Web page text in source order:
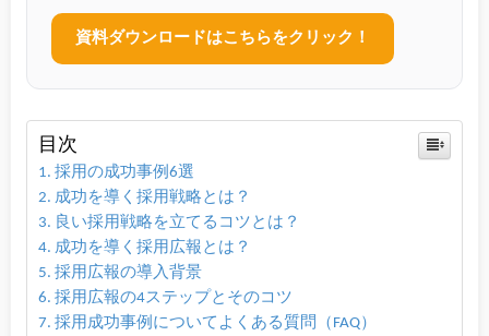
資料ダウンロードはこちらをクリック！
目次
採用の成功事例6選
成功を導く採用戦略とは？
良い採用戦略を立てるコツとは？
成功を導く採用広報とは？
採用広報の導入背景
採用広報の4ステップとそのコツ
採用成功事例についてよくある質問（FAQ）